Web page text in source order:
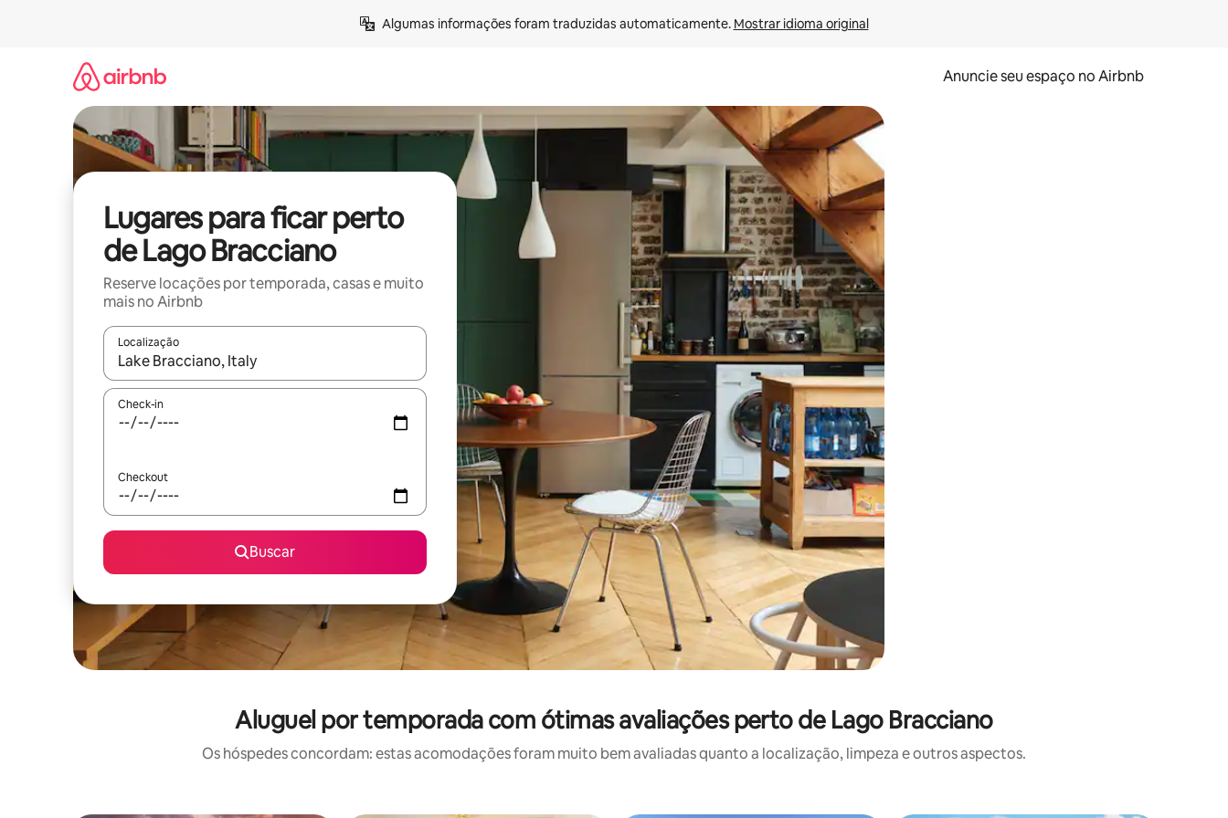
Algumas informações foram traduzidas automaticamente. Mostrar idioma original
Anuncie seu espaço no Airbnb
Lugares para ficar perto
de Lago Bracciano
Reserve locações por temporada, casas e muito
mais no Airbnb
Localização
Quando os resultados estiverem disponíveis, explore-os usando as seta para cima e para baixo do teclado ou tocando e deslizando o dedo na tela.
Check-in
Checkout
Buscar
Aluguel por temporada com ótimas avaliações perto de Lago Bracciano
Os hóspedes concordam: estas acomodações foram muito bem avaliadas quanto a localização, limpeza e outros aspectos.